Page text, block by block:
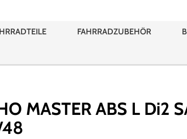
FAHRRADZUBEHÖR
MASTER ABS L Di2
48